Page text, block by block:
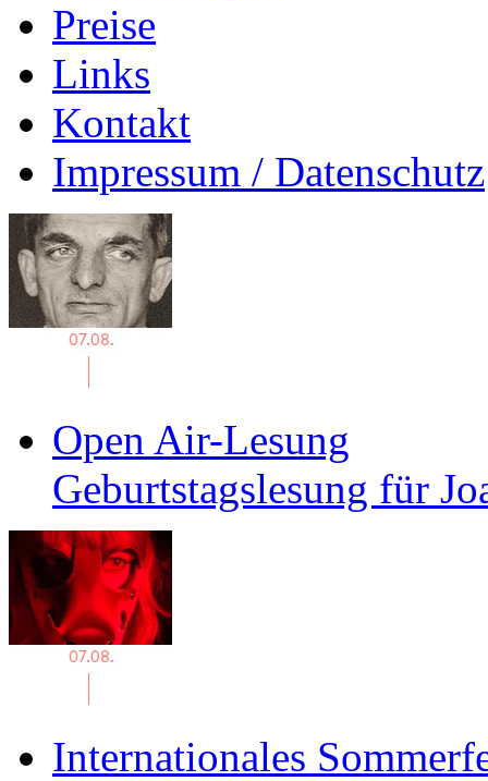
Preise
Links
Kontakt
Impressum / Datenschutz
Open Air-Lesung
Geburtstagslesung für
Internationales